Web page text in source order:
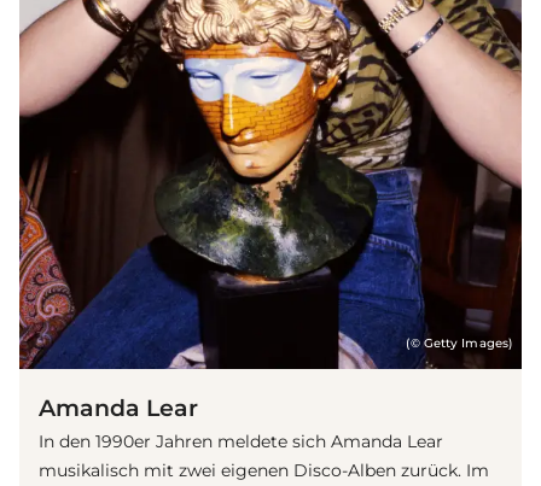
(© Getty Images)
Amanda Lear
In den 1990er Jahren meldete sich Amanda Lear
musikalisch mit zwei eigenen Disco-Alben zurück. Im